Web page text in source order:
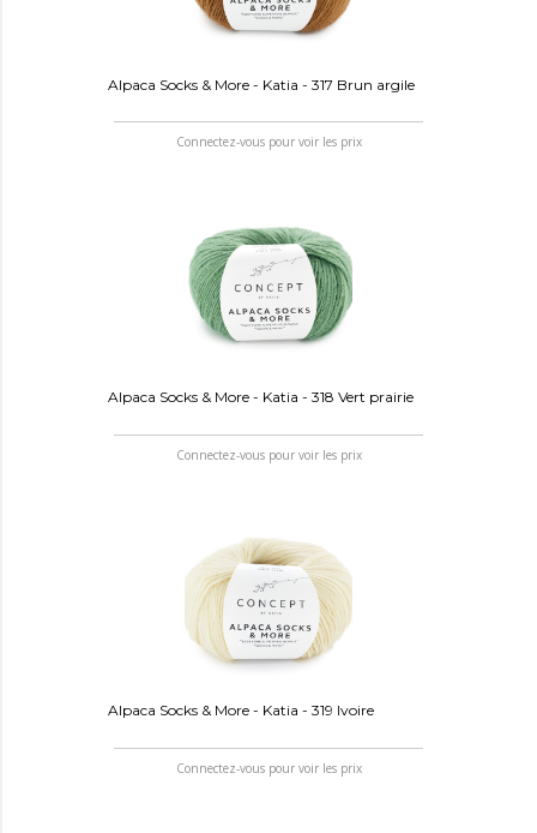
Alpaca Socks & More - Katia - 317 Brun argile
Connectez-vous pour voir les prix
Alpaca Socks & More - Katia - 318 Vert prairie
Connectez-vous pour voir les prix
Alpaca Socks & More - Katia - 319 Ivoire
Connectez-vous pour voir les prix